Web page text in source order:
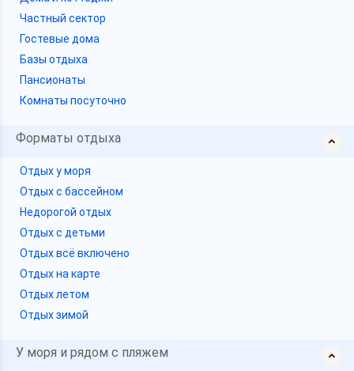
Частный сектор
Гостевые дома
Базы отдыха
Пансионаты
Комнаты посуточно
Форматы отдыха
Отдых у моря
Отдых с бассейном
Недорогой отдых
Отдых с детьми
Отдых всё включено
Отдых на карте
Отдых летом
Отдых зимой
У моря и рядом с пляжем